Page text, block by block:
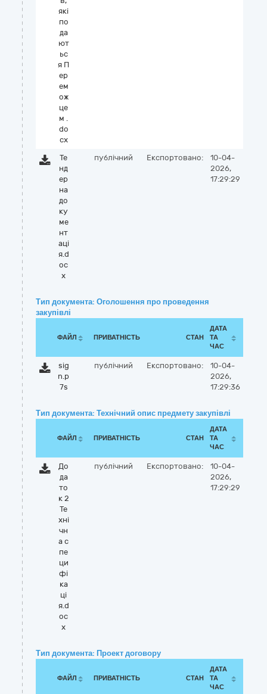
які
по
да
ют
ьс
я П
ер
ем
ож
це
м .
do
cx
Те
нд
ер
на
до
ку
ме
нт
аці
я.d
oc
x
публічний Експортовано:
10-04-
2026,
17:29:29
Тип документа: Оголошення про проведення
закупівлі
ФАЙЛ ПРИВАТНІСТЬ СТАН
ДАТА
ТА
ЧАС
sig
n.p
7s
публічний Експортовано:
10-04-
2026,
17:29:36
Тип документа: Технічний опис предмету закупівлі
ФАЙЛ ПРИВАТНІСТЬ СТАН
ДАТА
ТА
ЧАС
До
да
то
к 2
Те
хнi
чн
а с
пе
ци
фi
ка
цi
я.d
oc
x
публічний Експортовано:
10-04-
2026,
17:29:29
Тип документа: Проект договору
ФАЙЛ ПРИВАТНІСТЬ СТАН
ДАТА
ТА
ЧАС